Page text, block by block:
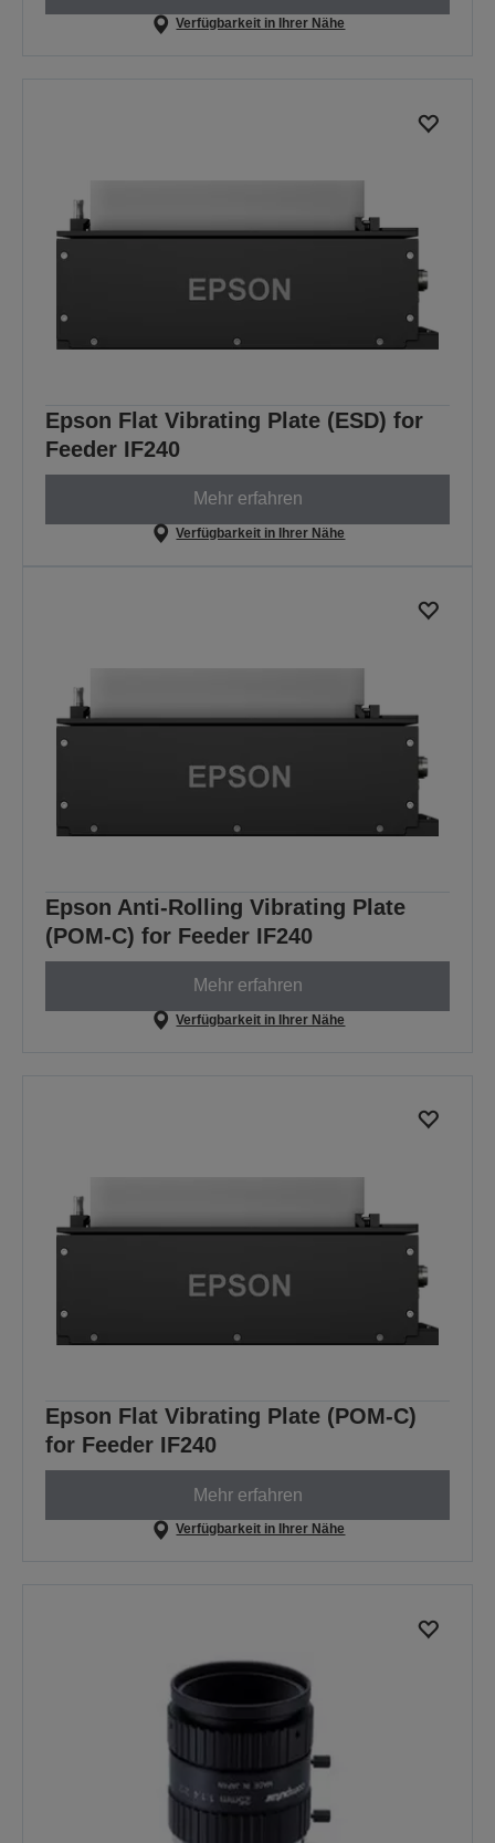
Verfügbarkeit in Ihrer Nähe
Epson Flat Vibrating Plate (ESD) for
Feeder IF240
Mehr erfahren
Verfügbarkeit in Ihrer Nähe
Epson Anti-Rolling Vibrating Plate
(POM-C) for Feeder IF240
Mehr erfahren
Verfügbarkeit in Ihrer Nähe
Epson Flat Vibrating Plate (POM-C)
for Feeder IF240
Mehr erfahren
Verfügbarkeit in Ihrer Nähe